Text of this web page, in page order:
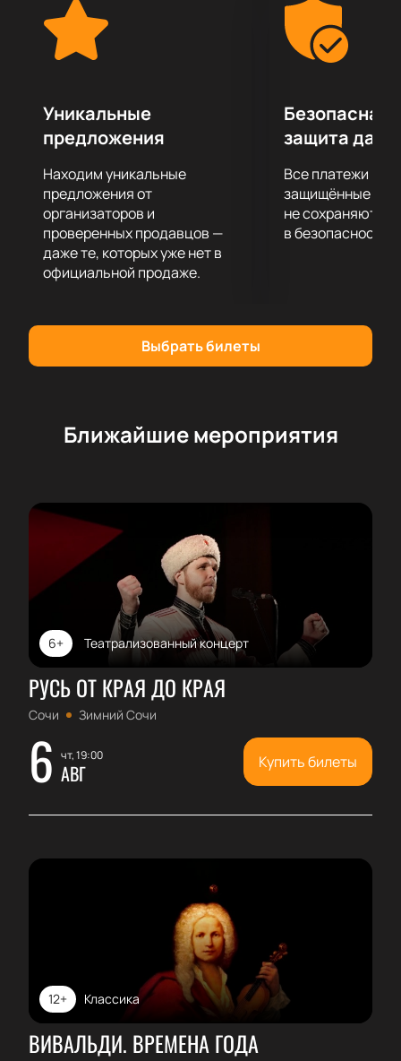
искусства!
Уникальные
предложения
Находим уникальные
предложения от
организаторов и
проверенных продавцов —
даже те, которых уже нет в
официальной продаже.
Безопасная
защита
Все платежи
защищённые
не сохраняются
в безопасности.
Выбрать билеты
Ближайшие мероприятия
Театрализованный концерт
6+
РУСЬ ОТ КРАЯ ДО КРАЯ
Сочи Зимний Сочи
6 чт, 19:00
АВГ Купить билеты
Классика
12+
ВИВАЛЬДИ. ВРЕМЕНА ГОДА